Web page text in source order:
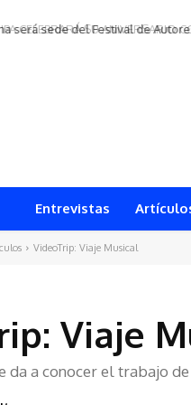
será sede del Festival de
Entrevistas
VideoTrip: Viaje Musical
Viaje
da a conocer el trabajo